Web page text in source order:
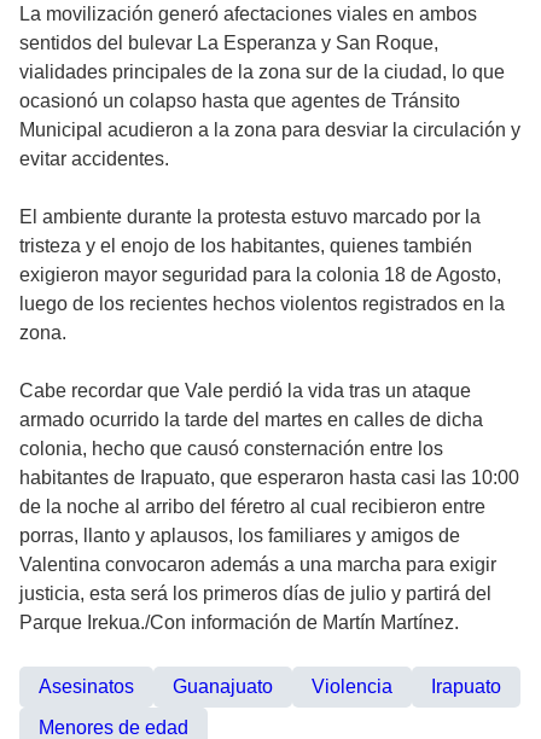
La movilización generó afectaciones viales en ambos
sentidos del bulevar La Esperanza y San Roque,
vialidades principales de la zona sur de la ciudad, lo que
ocasionó un colapso hasta que agentes de Tránsito
Municipal acudieron a la zona para desviar la circulación y
evitar accidentes.
El ambiente durante la protesta estuvo marcado por la
tristeza y el enojo de los habitantes, quienes también
exigieron mayor seguridad para la colonia 18 de Agosto,
luego de los recientes hechos violentos registrados en la
zona.
Cabe recordar que Vale perdió la vida tras un ataque
armado ocurrido la tarde del martes en calles de dicha
colonia, hecho que causó consternación entre los
habitantes de Irapuato, que esperaron hasta casi las 10:00
de la noche al arribo del féretro al cual recibieron entre
porras, llanto y aplausos, los familiares y amigos de
Valentina convocaron además a una marcha para exigir
justicia, esta será los primeros días de julio y partirá del
Parque Irekua./Con información de Martín Martínez.
Asesinatos Guanajuato Violencia
Irapuato
Menores de edad